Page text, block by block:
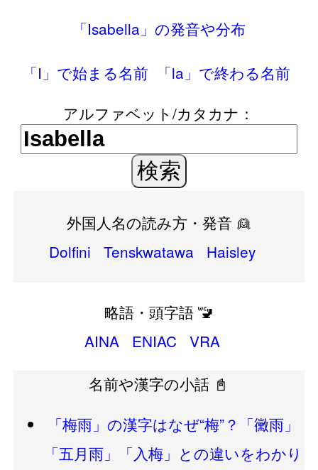
「Isabella」の発音や分布
「I」で始まる名前
「la」で終わる名前
アルファベット/カタカナ：
外国人名の読み方・発音 👱
Dolfini
Tenskwatawa Haisley
略語・頭字語 🚾
AINA
ENIAC
VRA
名前や漢字の小話 📓
「梅雨」の漢字はなぜ“梅”？「黴雨」
「五月雨」「入梅」との違いをわかり